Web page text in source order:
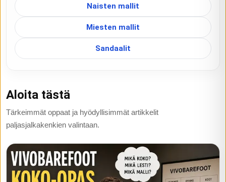
Naisten mallit
Miesten mallit
Sandaalit
Aloita tästä
Tärkeimmät oppaat ja hyödyllisimmät artikkelit
paljasjalkakenkien valintaan.